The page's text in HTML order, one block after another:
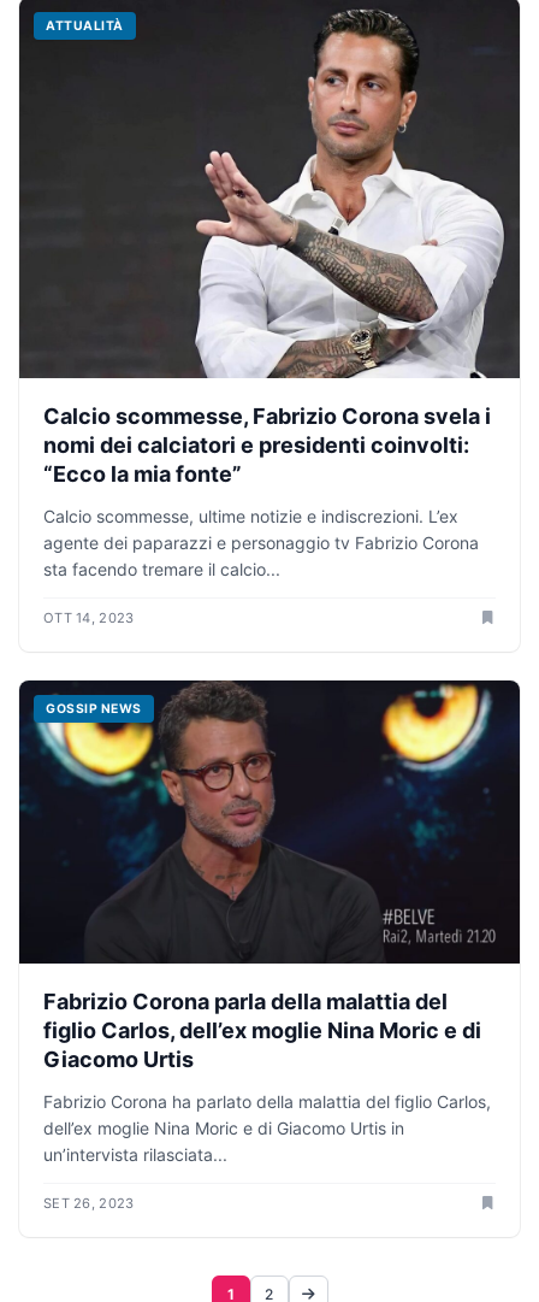
ATTUALITÀ
Calcio scommesse, Fabrizio Corona svela i
nomi dei calciatori e presidenti coinvolti:
“Ecco la mia fonte”
Calcio scommesse, ultime notizie e indiscrezioni. L’ex
agente dei paparazzi e personaggio tv Fabrizio Corona
sta facendo tremare il calcio...
OTT 14, 2023
GOSSIP NEWS
Fabrizio Corona parla della malattia del
figlio Carlos, dell’ex moglie Nina Moric e di
Giacomo Urtis
Fabrizio Corona ha parlato della malattia del figlio Carlos,
dell’ex moglie Nina Moric e di Giacomo Urtis in
un’intervista rilasciata...
SET 26, 2023
1 2